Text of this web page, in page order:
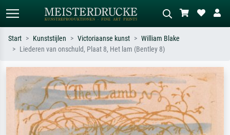
Zoek op kunstenaar, titel of stijl – bijv.
Monet, Sterrennacht, impressionisme,
Hokusai-golf, naakt.
Beschrijf de scène – bijv. groene
weide, abstract met veel rood, donker
olieverfschilderij, staand naakt naast
een boom.
Start Kunststijlen Victoriaanse kunst
William Blake
Liederen van onschuld, Plaat 8, Het lam (Bentley 8)